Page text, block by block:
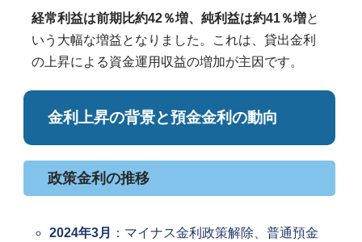
経常利益は前期比約42％増、純利益は約41％増と
いう大幅な増益となりました。これは、貸出金利
の上昇による資金運用収益の増加が主因です。
金利上昇の背景と預金金利の動向
政策金利の推移
2024年3月
：マイナス金利政策解除、普通預金